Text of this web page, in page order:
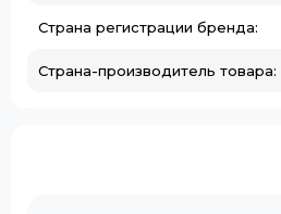
Страна регистрации бренда:
Страна-производитель товара: